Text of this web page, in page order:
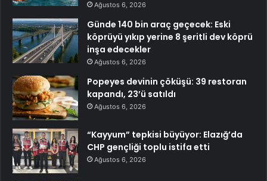
Ağustos 6, 2026
Günde 140 bin araç geçecek: Eski
köprüyü yıkıp yerine 8 şeritli dev köprü
inşa edecekler
Ağustos 6, 2026
Popeyes devinin çöküşü: 39 restoran
kapandı, 23’ü satıldı
Ağustos 6, 2026
“Kayyum” tepkisi büyüyor: Elazığ’da
CHP gençliği toplu istifa etti
Ağustos 6, 2026